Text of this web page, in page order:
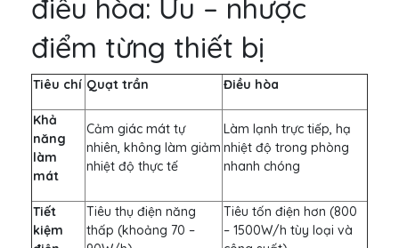
điều hòa: Ưu – nhược
điểm từng thiết bị
Tiêu chí Quạt trần Điều hòa
Khả
năng
làm
mát
Cảm giác mát tự
nhiên, không làm giảm
nhiệt độ thực tế
Làm lạnh trực tiếp, hạ
nhiệt độ trong phòng
nhanh chóng
Tiết
kiệm
Tiêu thụ điện năng
thấp (khoảng 70 –
Tiêu tốn điện hơn (800
– 1500W/h tùy loại và